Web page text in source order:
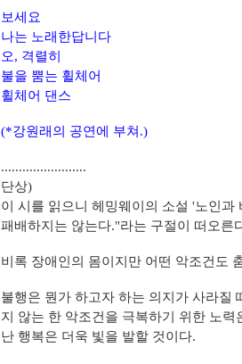
보세요
나는 노래한답니다
오, 격렬히
불을 뿜는 휠체어
휠체어 댄스
(*강원래의 공연에 부쳐.)
........................
단상)
이 시를 읽으니 헤밍웨이의 소설 '노인
패배하지는 않는다."라는 구절이 떠오른
비록 장애인의 몸이지만 어떤 악조건도
불행은 뭔가 하고자 하는 의지가 사라질
지 않는 한 악조건을 극복하기 위한 노
난 행복은 더욱 빛을 발할 것이다.